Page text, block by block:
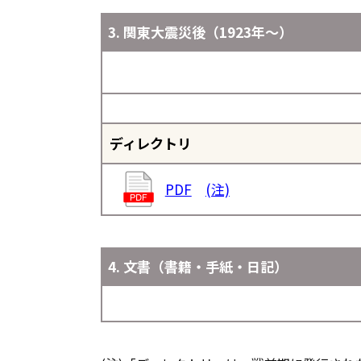
3. 関東大震災後（1923年～）
ディレクトリ
PDF (注)
4. 文書（書籍・手紙・日記）